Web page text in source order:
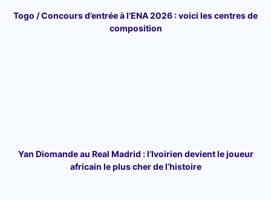
Togo / Concours d’entrée à l’ENA 2026 : voici les centres de
composition
Yan Diomande au Real Madrid : l’Ivoirien devient le joueur
africain le plus cher de l’histoire